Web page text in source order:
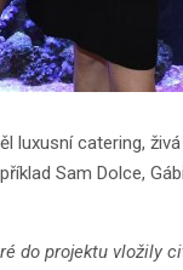
luxusní catering,
Sam Dolce,
do projektu vložily